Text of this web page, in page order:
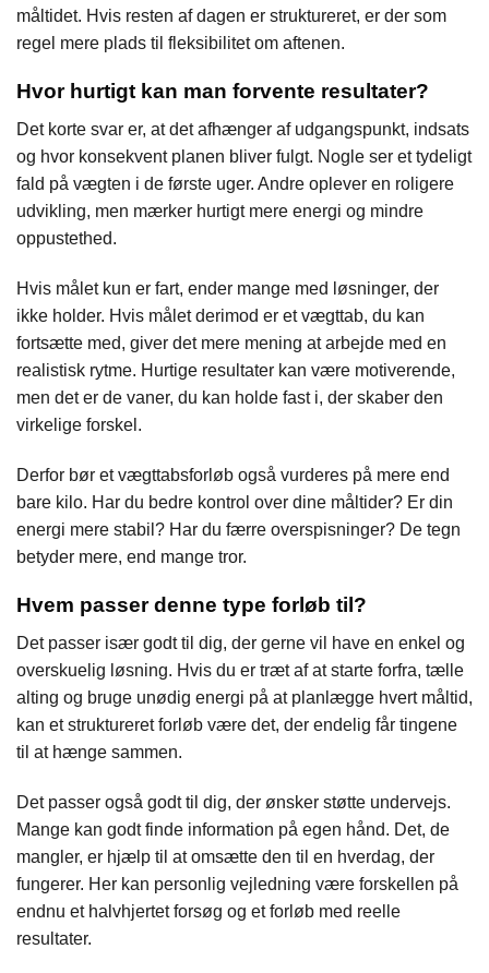
måltidet. Hvis resten af dagen er struktureret, er der som
regel mere plads til fleksibilitet om aftenen.
Hvor hurtigt kan man forvente resultater?
Det korte svar er, at det afhænger af udgangspunkt, indsats
og hvor konsekvent planen bliver fulgt. Nogle ser et tydeligt
fald på vægten i de første uger. Andre oplever en roligere
udvikling, men mærker hurtigt mere energi og mindre
oppustethed.
Hvis målet kun er fart, ender mange med løsninger, der
ikke holder. Hvis målet derimod er et vægttab, du kan
fortsætte med, giver det mere mening at arbejde med en
realistisk rytme. Hurtige resultater kan være motiverende,
men det er de vaner, du kan holde fast i, der skaber den
virkelige forskel.
Derfor bør et vægttabsforløb også vurderes på mere end
bare kilo. Har du bedre kontrol over dine måltider? Er din
energi mere stabil? Har du færre overspisninger? De tegn
betyder mere, end mange tror.
Hvem passer denne type forløb til?
Det passer især godt til dig, der gerne vil have en enkel og
overskuelig løsning. Hvis du er træt af at starte forfra, tælle
alting og bruge unødig energi på at planlægge hvert måltid,
kan et struktureret forløb være det, der endelig får tingene
til at hænge sammen.
Det passer også godt til dig, der ønsker støtte undervejs.
Mange kan godt finde information på egen hånd. Det, de
mangler, er hjælp til at omsætte den til en hverdag, der
fungerer. Her kan personlig vejledning være forskellen på
endnu et halvhjertet forsøg og et forløb med reelle
resultater.